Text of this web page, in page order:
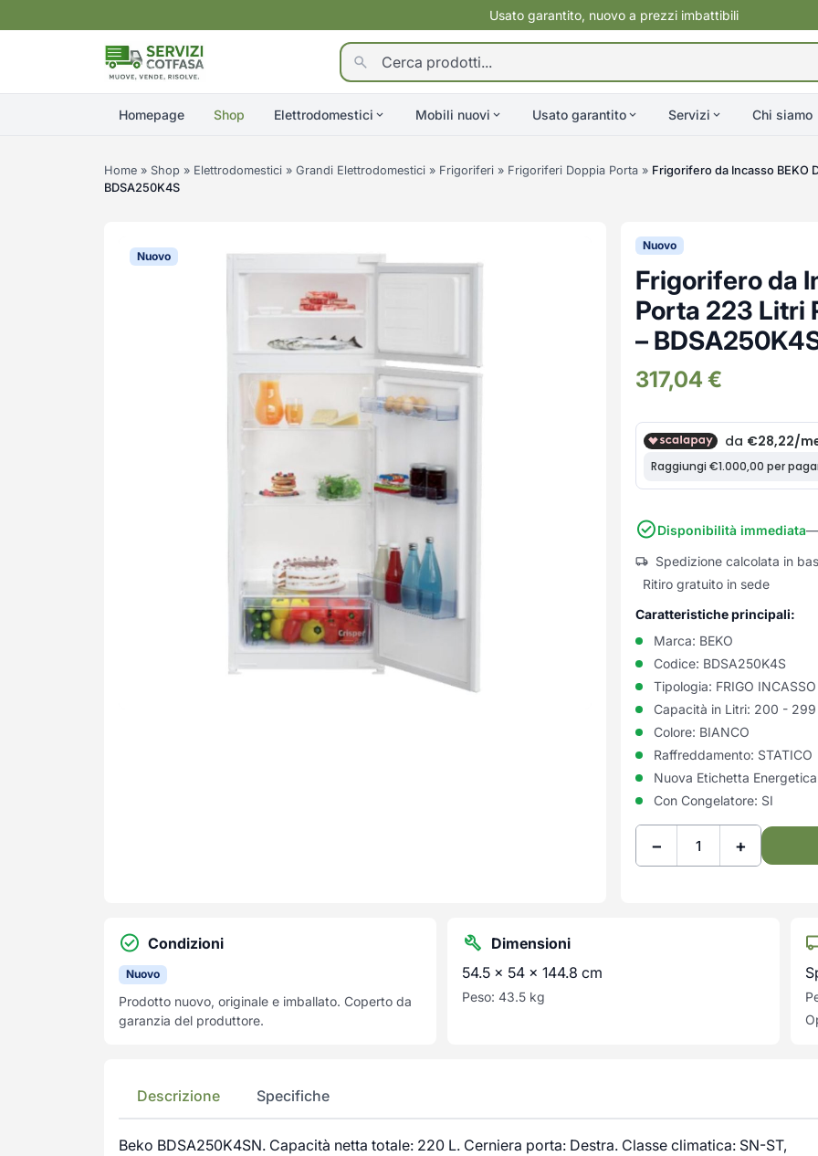
Usato garantito, nuovo a prezzi imbattibili
Homepage Shop Elettrodomestici Mobili nuovi Usato garantito Servizi Chi siamo
Home » Shop » Elettrodomestici » Grandi Elettrodomestici » Frigoriferi » Frigoriferi Doppia Porta » Frigorifero da Incasso BEKO
BDSA250K4S
Nuovo
Nuovo
Frigorifero da
Porta 223 Litri
–
317,04 €
Disponibilità immediata—
Spedizione calcolata in
Ritiro gratuito in sede
Caratteristiche principali:
Marca: BEKO
Codice: BDSA250K4S
Tipologia: FRIGO
Capacità in Litri: 200 - 299
Colore: BIANCO
Raffreddamento: STATICO
Nuova Etichetta
Con Congelatore: SI
− +
Condizioni
Nuovo
Prodotto nuovo, originale e imballato. Coperto da
garanzia del produttore.
Dimensioni
54.5 × 54 × 144.8 cm
Peso: 43.5 kg
Descrizione Specifiche
Beko BDSA250K4SN. Capacità netta totale: 220 L. Cerniera porta: Destra. Classe climatica: SN-ST,